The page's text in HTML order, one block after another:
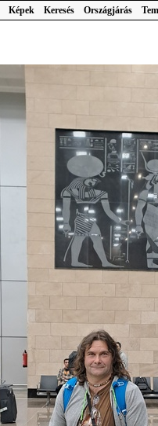
Képek Keresés Országjárás